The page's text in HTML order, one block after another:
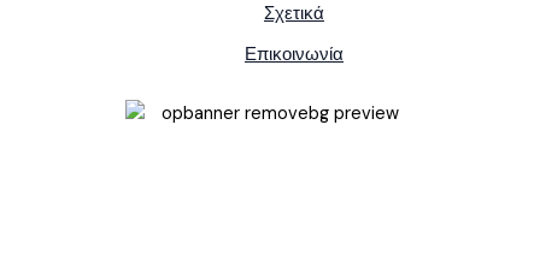
Σχετικά
Επικοινωνία